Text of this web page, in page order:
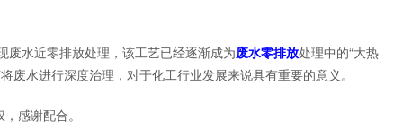
水近零排放处理，该工艺已经逐渐成为废水零排放处理中的“大热
废水进行深度治理，对于化工行业发展来说具有重要的意义。
感谢配合。